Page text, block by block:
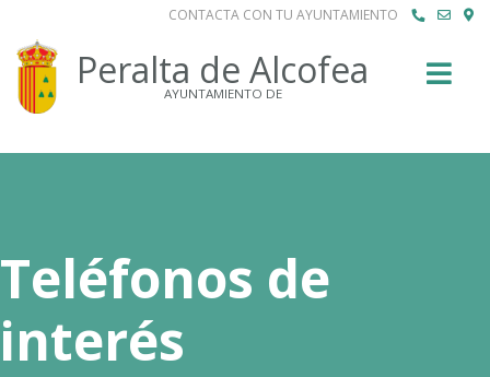
CONTACTA CON TU AYUNTAMIENTO
Peralta de Alcofea
AYUNTAMIENTO DE
Teléfonos de
interés